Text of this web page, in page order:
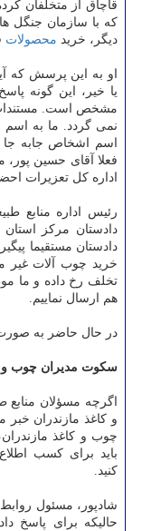
قاچاق از متخلفان
كه با سازمان جنگل
دیگر، خرید محصولات
او به این پرسش كه
یا خیر، این گونه
مشخص است.
نمی گردد. ما به اسم
اسم اشخاص جابه
فعلا آقای حسین
اداره كل تعزیرات
رئیس اداره منابع
دادستان مركز استان
دادستان مستقیما
خرید چوب آلات غیر
تخلف رخ داده و ما
هم ارسال نماییم.
در حال حاضر به
سكوت مدیران چوب و
اگرچه مسؤلان
و كاغذ مازندران
چوب و كاغذ
باید برای كسب
كنید.
شادپور، مسئول
حالیكه برای پاسخ